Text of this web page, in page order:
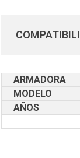
ARMADORA
MODELO
AÑOS